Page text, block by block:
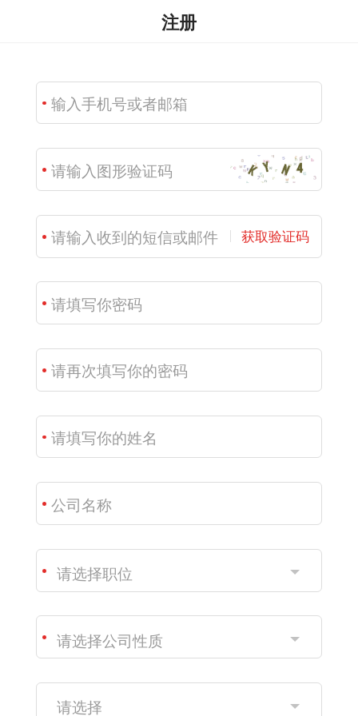
注册
获取验证码